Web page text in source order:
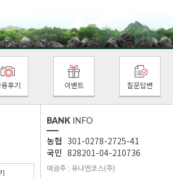
후기 이벤트 질문답변
BANK INFO
농협 301-0278-2725-41
국민 828201-04-210736
예금주 : 유나엔코스(주)